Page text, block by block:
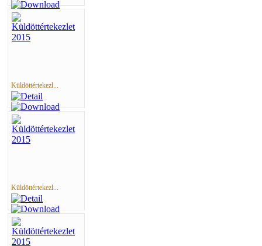
Küldöttértekezl...
Küldöttértekezl...